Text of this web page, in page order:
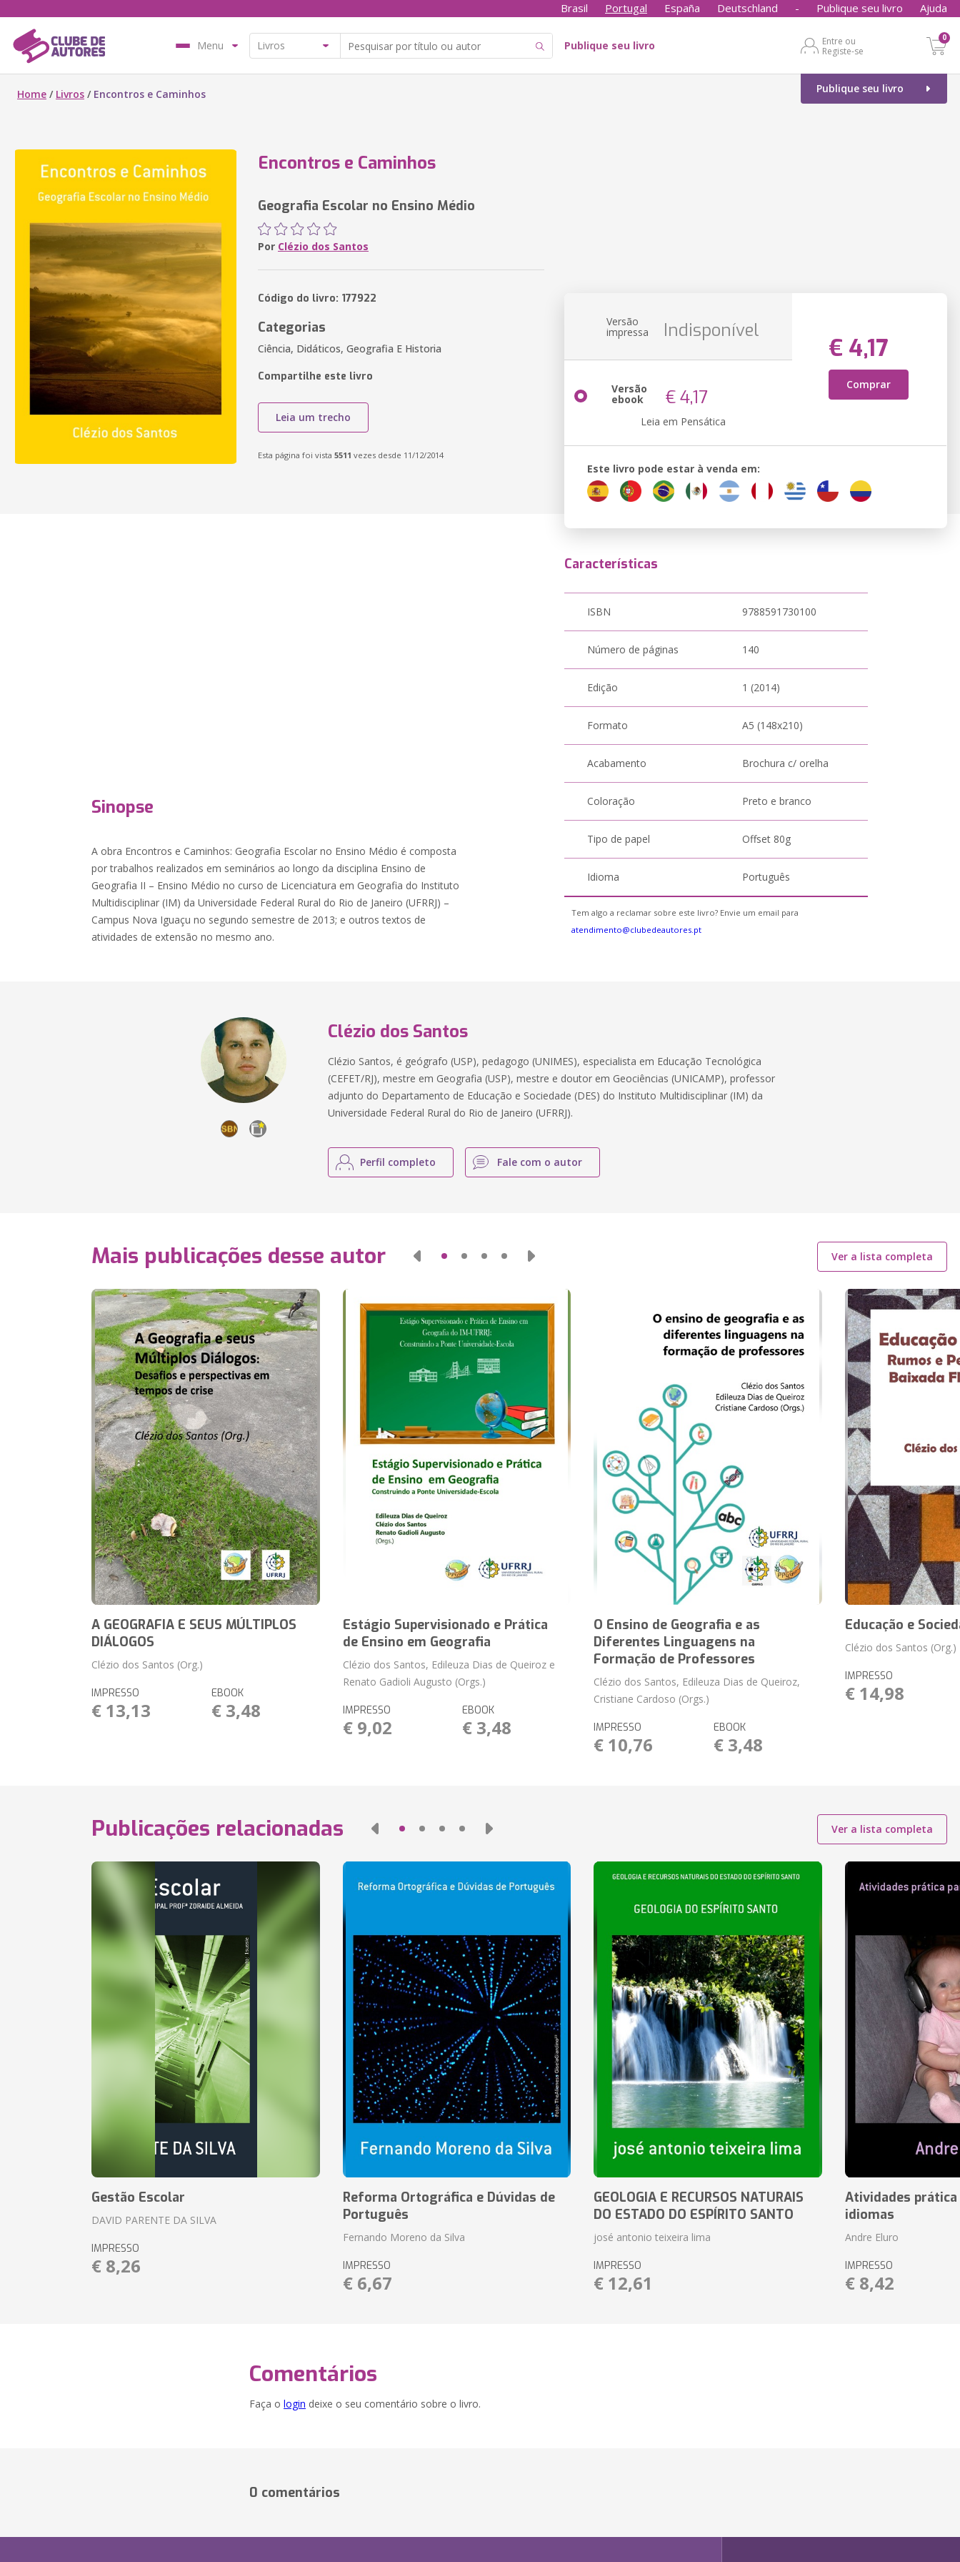
Brasil Portugal España Deutschland - Publique seu livro Ajuda
Menu Publique seu livro
Entre ou
Registe-se
0
Publique seu livro
Home / Livros / Encontros e Caminhos
Encontros e Caminhos
Geografia Escolar no Ensino Médio
Por Clézio dos Santos
Código do livro: 177922
Categorias
Ciência, Didáticos, Geografia E Historia
Compartilhe este livro
Leia um trecho
Esta página foi vista 5511 vezes desde 11/12/2014
Versão
impressa Indisponível
€ 4,17
Comprar
Versão
ebook € 4,17
Leia em Pensática
Este livro pode estar à venda em:
Sinopse
A obra Encontros e Caminhos: Geografia Escolar no Ensino Médio é composta
por trabalhos realizados em seminários ao longo da disciplina Ensino de
Geografia II – Ensino Médio no curso de Licenciatura em Geografia do Instituto
Multidisciplinar (IM) da Universidade Federal Rural do Rio de Janeiro (UFRRJ) –
Campus Nova Iguaçu no segundo semestre de 2013; e outros textos de
atividades de extensão no mesmo ano.
Características
ISBN 9788591730100
Número de páginas 140
Edição 1 (2014)
Formato A5 (148x210)
Acabamento Brochura c/ orelha
Coloração Preto e branco
Tipo de papel Offset 80g
Idioma Português
Tem algo a reclamar sobre este livro? Envie um email para
atendimento@clubedeautores.pt
Clézio dos Santos
Clézio Santos, é geógrafo (USP), pedagogo (UNIMES), especialista em Educação Tecnológica
(CEFET/RJ), mestre em Geografia (USP), mestre e doutor em Geociências (UNICAMP), professor
adjunto do Departamento de Educação e Sociedade (DES) do Instituto Multidisciplinar (IM) da
Universidade Federal Rural do Rio de Janeiro (UFRRJ).
Perfil completo Fale com o autor
Mais publicações desse autor Ver a lista completa
A GEOGRAFIA E SEUS MÚLTIPLOS
DIÁLOGOS
Clézio dos Santos (Org.)
IMPRESSO
€ 13,13
EBOOK
€ 3,48
Estágio Supervisionado e Prática
de Ensino em Geografia
Clézio dos Santos, Edileuza Dias de Queiroz e
Renato Gadioli Augusto (Orgs.)
IMPRESSO
€ 9,02
EBOOK
€ 3,48
O Ensino de Geografia e as
Diferentes Linguagens na
Formação de Professores
Clézio dos Santos, Edileuza Dias de Queiroz,
Cristiane Cardoso (Orgs.)
IMPRESSO
€ 10,76
EBOOK
€ 3,48
Educação e
Clézio dos Santos (Org.)
IMPRESSO
€ 14,98
Publicações relacionadas Ver a lista completa
Gestão Escolar
DAVID PARENTE DA SILVA
IMPRESSO
€ 8,26
Reforma Ortográfica e Dúvidas de
Português
Fernando Moreno da Silva
IMPRESSO
€ 6,67
GEOLOGIA E RECURSOS NATURAIS
DO ESTADO DO ESPÍRITO SANTO
josé antonio teixeira lima
IMPRESSO
€ 12,61
Atividades
idiomas
Andre Eluro
IMPRESSO
€ 8,42
Comentários
Faça o login deixe o seu comentário sobre o livro.
0 comentários